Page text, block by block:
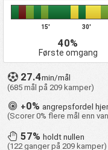
15' 30'
40%
Første omgang
27.4min/mål
(685 mål på 209 kamper)
+0% angrepsfordel
(Scorer 0% flere mål enn
57%holdt nullen
(122 ganger på 209 kamper)